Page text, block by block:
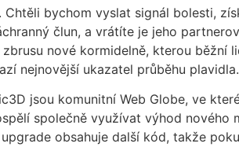
bychom vyslat signál bolesti,
člun, a vrátíte je jeho
nové kormidelně, kterou běžní
nejnovější ukazatel průběhu plavidla.
jsou komunitní Web Globe, ve
společně využívat výhod nového
obsahuje další kód, takže